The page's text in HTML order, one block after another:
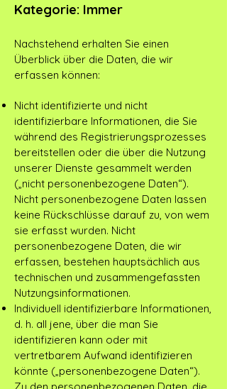
Kategorie: Immer
Nachstehend erhalten Sie einen
Überblick über die Daten, die wir
erfassen können:
Nicht identifizierte und nicht
identifizierbare Informationen, die Sie
während des Registrierungsprozesses
bereitstellen oder die über die Nutzung
unserer Dienste gesammelt werden
(„nicht personenbezogene Daten“).
Nicht personenbezogene Daten lassen
keine Rückschlüsse darauf zu, von wem
sie erfasst wurden. Nicht
personenbezogene Daten, die wir
erfassen, bestehen hauptsächlich aus
technischen und zusammengefassten
Nutzungsinformationen.
Individuell identifizierbare Informationen,
d. h. all jene, über die man Sie
identifizieren kann oder mit
vertretbarem Aufwand identifizieren
könnte („personenbezogene Daten“).
Zu den personenbezogenen Daten, die